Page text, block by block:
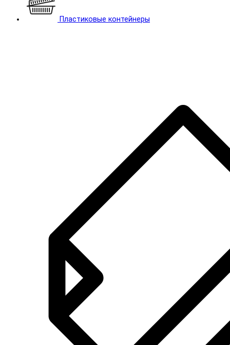
Пластиковые контейнеры